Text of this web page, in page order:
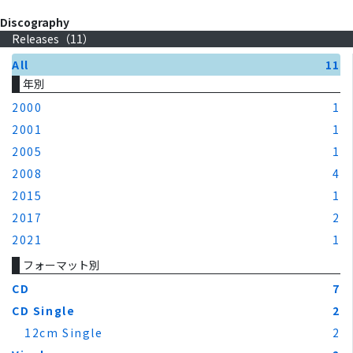
Discography
Releases（11）
All
11
年別
2000
1
2001
1
2005
1
2008
4
2015
1
2017
2
2021
1
フォーマット別
CD
7
CD Single
2
12cm Single
2